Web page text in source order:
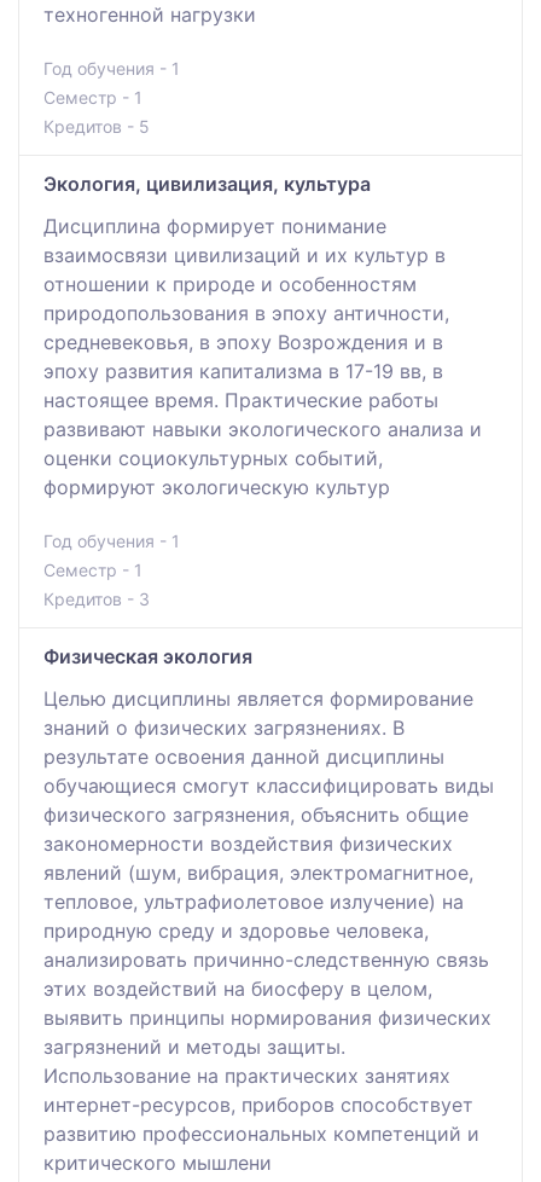
техногенной нагрузки
Год обучения - 1
Семестр - 1
Кредитов - 5
Экология, цивилизация, культура
Дисциплина формирует понимание
взаимосвязи цивилизаций и их культур в
отношении к природе и особенностям
природопользования в эпоху античности,
средневековья, в эпоху Возрождения и в
эпоху развития капитализма в 17-19 вв, в
настоящее время. Практические работы
развивают навыки экологического анализа и
оценки социокультурных событий,
формируют экологическую культур
Год обучения - 1
Семестр - 1
Кредитов - 3
Физическая экология
Целью дисциплины является формирование
знаний о физических загрязнениях. В
результате освоения данной дисциплины
обучающиеся смогут классифицировать виды
физического загрязнения, объяснить общие
закономерности воздействия физических
явлений (шум, вибрация, электромагнитное,
тепловое, ультрафиолетовое излучение) на
природную среду и здоровье человека,
анализировать причинно-следственную связь
этих воздействий на биосферу в целом,
выявить принципы нормирования физических
загрязнений и методы защиты.
Использование на практических занятиях
интернет-ресурсов, приборов способствует
развитию профессиональных компетенций и
критического мышлени